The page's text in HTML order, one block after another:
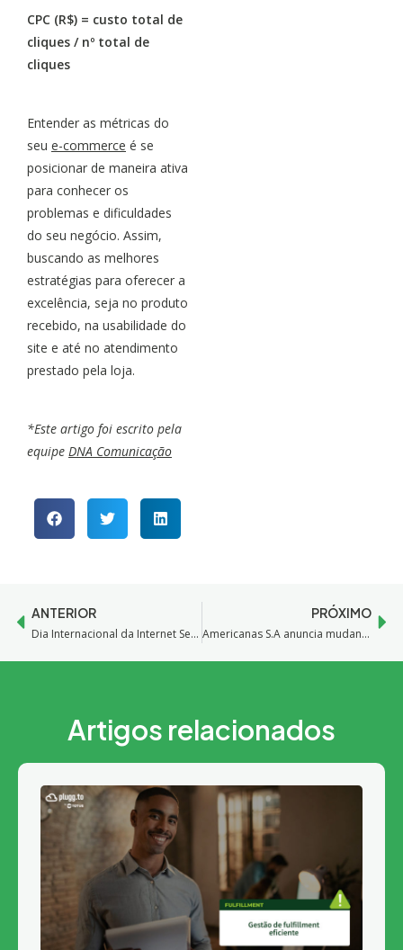
CPC (R$) = custo total de
cliques / nº total de
cliques
Entender as métricas do
seu e-commerce é se
posicionar de maneira ativa
para conhecer os
problemas e dificuldades
do seu negócio. Assim,
buscando as melhores
estratégias para oferecer a
excelência, seja no produto
recebido, na usabilidade do
site e até no atendimento
prestado pela loja.
*Este artigo foi escrito pela
equipe DNA Comunicação
ANTERIOR
Dia Internacional da Internet Segura
PRÓXIMO
Americanas S.A anuncia mudança nas regras de comissionamento
Artigos relacionados